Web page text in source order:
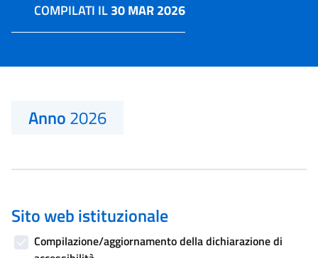
COMPILATI IL30 MAR 2026
Anno2026
Sito web istituzionale
Compilazione/aggiornamento della dichiarazione di